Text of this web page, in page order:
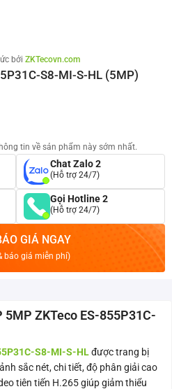
bởi ZKTecovn.com
S8-MI-S-HL (5MP)
tin về sản phẩm này sớm nhất.
Chat Zalo 2
(Hỗ trợ 24/7)
Gọi Hotline 2
(Hỗ trợ 24/7)
GIÁ NGAY
báo giá miễn phí)
ZKTeco ES-855P31C-
S8-MI-S-HLđược trang bị
sắc nét, chi tiết, độ phân giải cao
tiên tiến H.265 giúp giảm thiểu